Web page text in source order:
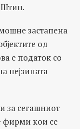
Штип.
застапена
од
е податок со
нејзината
за сегашниот
фирми кои се